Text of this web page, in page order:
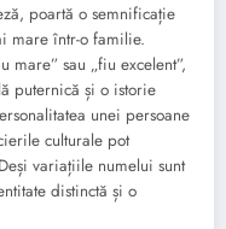
poartă o semnificație
mare într-o familie.
mare” sau „fiu excelent”,
puternică și o istorie
unei persoane
culturale pot
variațiile numelui sunt
distinctă și o